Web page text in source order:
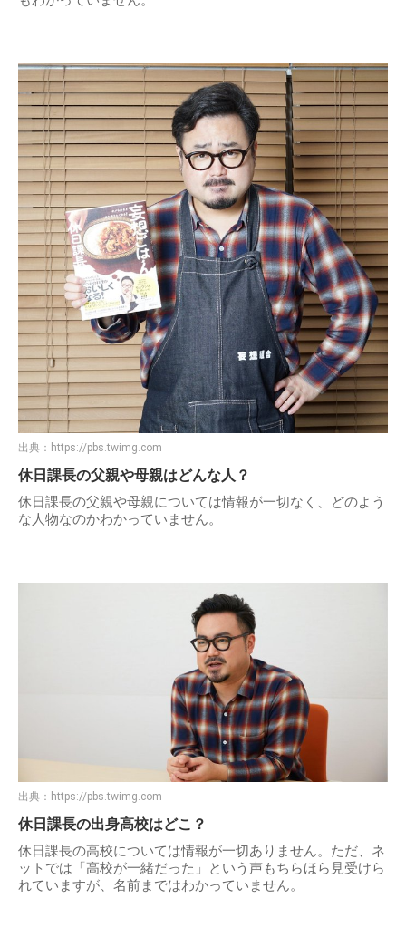
出典： https://pbs.twimg.com
休日課長の父親や母親はどんな人？
休日課長の父親や母親については情報が一切なく、どのよう
な人物なのかわかっていません。
出典： https://pbs.twimg.com
休日課長の出身高校はどこ？
休日課長の高校については情報が一切ありません。ただ、ネ
ットでは「高校が一緒だった」という声もちらほら見受けら
れていますが、名前まではわかっていません。